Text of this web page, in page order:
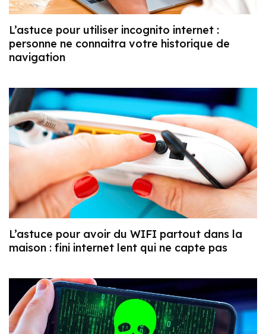
L’astuce pour utiliser incognito internet :
personne ne connaitra votre historique de
navigation
L’astuce pour avoir du WIFI partout dans la
maison : fini internet lent qui ne capte pas